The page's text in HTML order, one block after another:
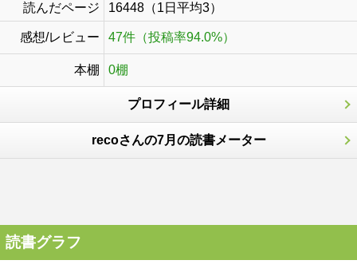
読んだページ
16448（1日平均3）
感想/レビュー 47件（投稿率94.0%）
本棚 0棚
プロフィール詳細
recoさんの7月の読書メーター
読書グラフ